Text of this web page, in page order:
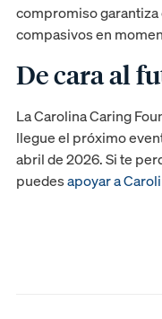
compromiso
compasivos en
De cara al
La Carolina Caring
llegue el próximo
abril de 2026. Si te
puedesapoyar a